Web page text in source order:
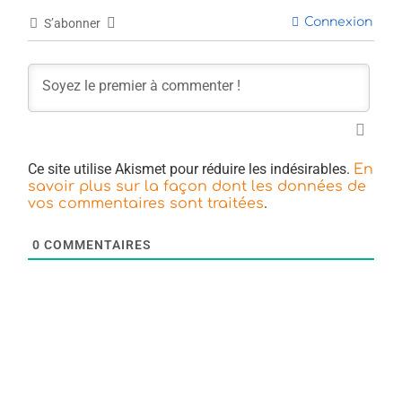
S’abonner Connexion
Ce site utilise Akismet pour réduire les indésirables. En
savoir plus sur la façon dont les données de
vos commentaires sont traitées.
0 COMMENTAIRES